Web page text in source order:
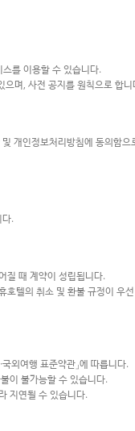
를 이용할 수 있습니다.
며, 사전 공지를 원칙으로 합니
개인정보처리방침에 동의함으
.
질 때 계약이 성립됩니다.
텔의 취소 및 환불 규정이 우
외여행 표준약관」에 따릅니다.
이 불가능할 수 있습니다.
지연될 수 있습니다.